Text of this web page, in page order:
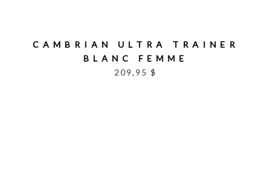
CAMBRIAN ULTRA TRAINER
BLANC FEMME
209,95 $